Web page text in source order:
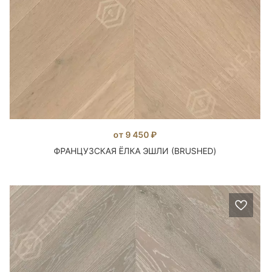
от 9 450 ₽
ФРАНЦУЗСКАЯ ЁЛКА ЭШЛИ (BRUSHED)